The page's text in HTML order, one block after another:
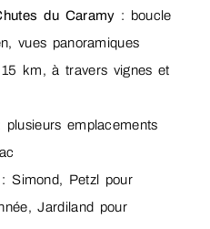
du Caramy : boucle
vues panoramiques
km, à travers vignes et
plusieurs emplacements
Simond, Petzl pour
Jardiland pour